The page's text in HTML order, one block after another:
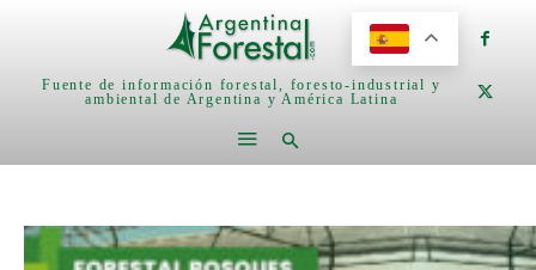
Fuente de información forestal, foresto-industrial y
ambiental de Argentina y América Latina